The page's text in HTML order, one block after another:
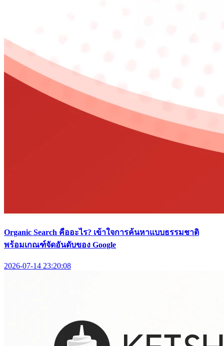
Organic Search คืออะไร? เข้าใจการค้นหาแบบธรรมชาติ
พร้อมเกณฑ์จัดอันดับของ Google
2026-07-14 23:20:08